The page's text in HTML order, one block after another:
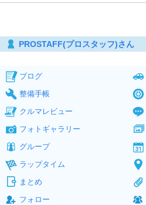
PROSTAFF(プロスタッフ)さん
ブログ
整備手帳
クルマレビュー
フォトギャラリー
グループ
ラップタイム
まとめ
フォロー